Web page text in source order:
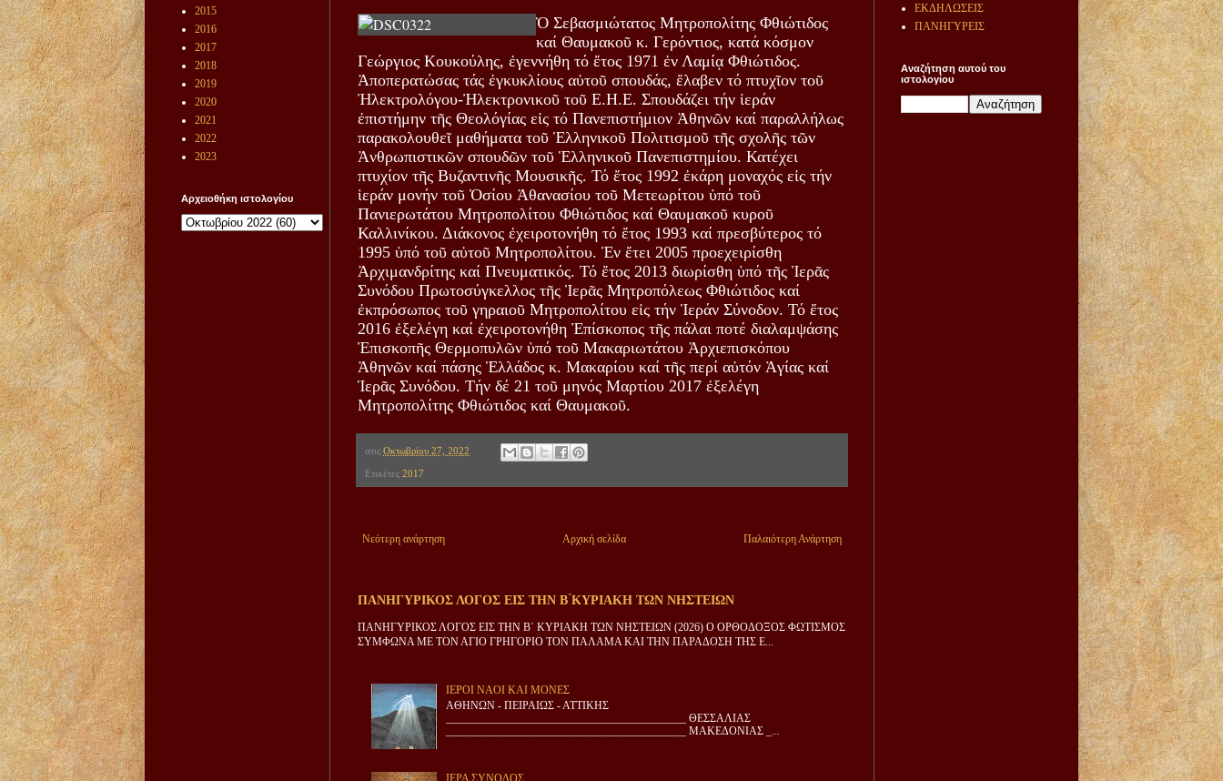
Ὁ Σεβασμιώτατος Μητροπολίτης Φθιώτιδος
καί Θαυμακοῦ κ. Γερόντιος, κατά κόσμον
Γεώργιος Κουκούλης, ἐγεννήθη τό ἔτος 1971 ἐν Λαμίᾳ Φθιώτιδος.
Ἀποπερατώσας τάς ἐγκυκλίους αὐτοῦ σπουδάς, ἔλαβεν τό πτυχῖον τοῦ
Ἠλεκτρολόγου-Ἠλεκτρονικοῦ τοῦ Ε.Η.Ε. Σπουδάζει τήν ἱεράν
ἐπιστήμην τῆς Θεολόγίας εἰς τό Πανεπιστήμιον Ἀθηνῶν καί παραλλήλως
παρακολουθεῖ μαθήματα τοῦ Ἑλληνικοῦ Πολιτισμοῦ τῆς σχολῆς τῶν
Ἀνθρωπιστικῶν σπουδῶν τοῦ Ἑλληνικοῦ Πανεπιστημίου. Κατέχει
πτυχίον τῆς Βυζαντινῆς Μουσικῆς. Τό ἔτος 1992 ἐκάρη μοναχός εἰς τήν
ἱεράν μονήν τοῦ Ὁσίου Ἀθανασίου τοῦ Μετεωρίτου ὑπό τοῦ
Πανιερωτάτου Μητροπολίτου Φθιώτιδος καί Θαυμακοῦ κυροῦ
Καλλινίκου. Διάκονος ἐχειροτονήθη τό ἔτος 1993 καί πρεσβύτερος τό
1995 ὑπό τοῦ αὐτοῦ Μητροπολίτου. Ἐν ἔτει 2005 προεχειρίσθη
Ἀρχιμανδρίτης καί Πνευματικός. Τό ἔτος 2013 διωρίσθη ὑπό τῆς Ἱερᾶς
Συνόδου Πρωτοσύγκελλος τῆς Ἱερᾶς Μητροπόλεως Φθιώτιδος καί
ἐκπρόσωπος τοῦ γηραιοῦ Μητροπολίτου εἰς τήν Ἱεράν Σύνοδον. Τό ἔτος
2016 ἐξελέγη καί ἐχειροτονήθη Ἐπίσκοπος τῆς πάλαι ποτέ διαλαμψάσης
Ἐπισκοπῆς Θερμοπυλῶν ὑπό τοῦ Μακαριωτάτου Ἀρχιεπισκόπου
Ἀθηνῶν καί πάσης Ἑλλάδος κ. Μακαρίου καί τῆς περί αὐτόν Ἁγίας καί
Ἱερᾶς Συνόδου. Τήν δέ 21 τοῦ μηνός Μαρτίου 2017 ἐξελέγη
Μητροπολίτης Φθιώτιδος καί Θαυμακοῦ.
στις Οκτωβρίου 27, 2022
Ετικέτες 2017
Νεότερη ανάρτηση Παλαιότερη Ανάρτηση
Αρχική σελίδα
ΠΑΝΗΓΥΡΙΚΟΣ ΛΟΓΟΣ ΕΙΣ ΤΗΝ Β ́ΚΥΡΙΑΚΗ ΤΩΝ ΝΗΣΤΕΙΩΝ
ΠΑΝΗΓΥΡΙΚΟΣ ΛΟΓΟΣ ΕΙΣ ΤΗΝ Β΄ ΚΥΡΙΑΚΗ ΤΩΝ ΝΗΣΤΕΙΩΝ (2026) Ο ΟΡΘΟΔΟΞΟΣ ΦΩΤΙΣΜΟΣ
ΣΥΜΦΩΝΑ ΜΕ ΤΟΝ ΑΓΙΟ ΓΡΗΓΟΡΙΟ ΤΟΝ ΠΑΛΑΜΑ ΚΑΙ ΤΗΝ ΠΑΡΑΔΟΣΗ ΤΗΣ Ε...
ΙΕΡΟΙ ΝΑΟΙ ΚΑΙ ΜΟΝΕΣ
ΑΘΗΝΩΝ - ΠΕΙΡΑΙΩΣ - ΑΤΤΙΚΗΣ
____________________________________________ ΘΕΣΣΑΛΙΑΣ
____________________________________________ ΜΑΚΕΔΟΝΙΑΣ _...
ΙΕΡΑ ΣΥΝΟΔΟΣ
2015
2016
2017
2018
2019
2020
2021
2022
2023
Αρχειοθήκη ιστολογίου
ΕΚΔΗΛΩΣΕΙΣ
ΠΑΝΗΓΥΡΕΙΣ
Αναζήτηση αυτού του
ιστολογίου